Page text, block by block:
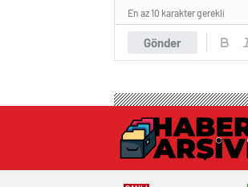
Gönder
En az 10 karakter gerekli